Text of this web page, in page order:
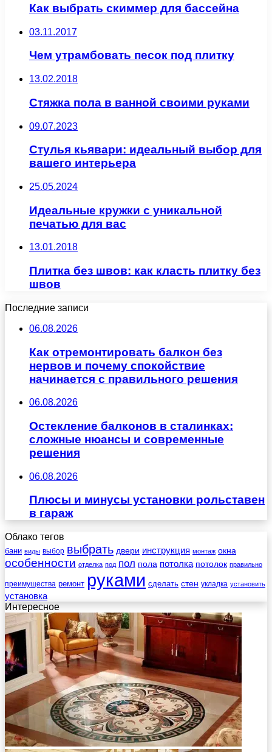
Как выбрать скиммер для бассейна
03.11.2017
Чем утрамбовать песок под плитку
13.02.2018
Стяжка пола в ванной своими руками
09.07.2023
Стулья кьявари: идеальный выбор для
вашего интерьера
25.05.2024
Идеальные кружки с уникальной
печатью для вас
13.01.2018
Плитка без швов: как класть плитку без
швов
Последние записи
06.08.2026
Как отремонтировать балкон без
нервов и почему спокойствие
начинается с правильного решения
06.08.2026
Остекление балконов в сталинках:
сложные нюансы и современные
решения
06.08.2026
Плюсы и минусы установки рольставен
в гараж
Облако тегов
бани виды выбор выбрать двери инструкция монтаж окна
особенности отделка под пол пола потолка потолок правильно
преимущества ремонт руками сделать стен укладка установить
установка
Интересное